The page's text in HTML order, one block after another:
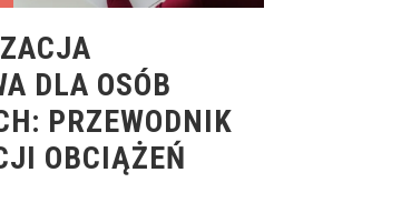
DLA OSÓB
PRZEWODNIK
OBCIĄŻEŃ